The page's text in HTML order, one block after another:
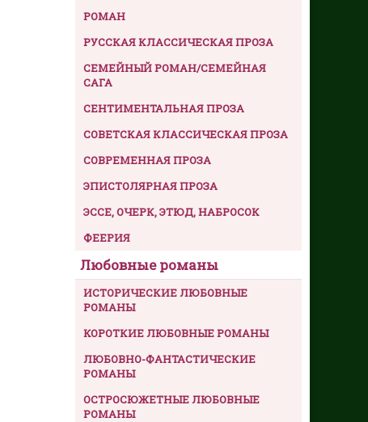
РОМАН
РУССКАЯ КЛАССИЧЕСКАЯ ПРОЗА
СЕМЕЙНЫЙ РОМАН/СЕМЕЙНАЯ
САГА
СЕНТИМЕНТАЛЬНАЯ ПРОЗА
СОВЕТСКАЯ КЛАССИЧЕСКАЯ ПРОЗА
СОВРЕМЕННАЯ ПРОЗА
ЭПИСТОЛЯРНАЯ ПРОЗА
ЭССЕ, ОЧЕРК, ЭТЮД, НАБРОСОК
ФЕЕРИЯ
Любовные романы
ИСТОРИЧЕСКИЕ ЛЮБОВНЫЕ
РОМАНЫ
КОРОТКИЕ ЛЮБОВНЫЕ РОМАНЫ
ЛЮБОВНО-ФАНТАСТИЧЕСКИЕ
РОМАНЫ
ОСТРОСЮЖЕТНЫЕ ЛЮБОВНЫЕ
РОМАНЫ